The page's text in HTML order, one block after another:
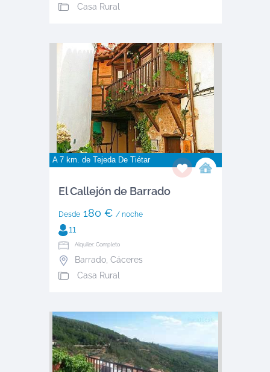
Casa Rural
A 7 km. de Tejeda De Tiétar
El Callejón de Barrado
Desde180 € / noche
11
Alquiler: Completo
Barrado, Cáceres
Casa Rural